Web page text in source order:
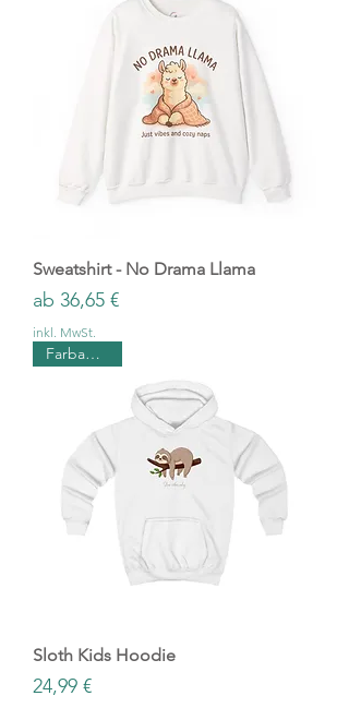
Sweatshirt - No Drama Llama
ab 36,65 €
Sale-Preis
inkl. MwSt.
Farbauswahl
Sloth Kids Hoodie
Preis
24,99 €